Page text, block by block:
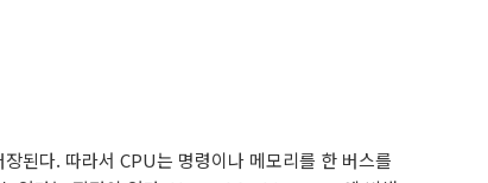
다. 따라서 CPU는 명령이나 메모리를 한 버스를